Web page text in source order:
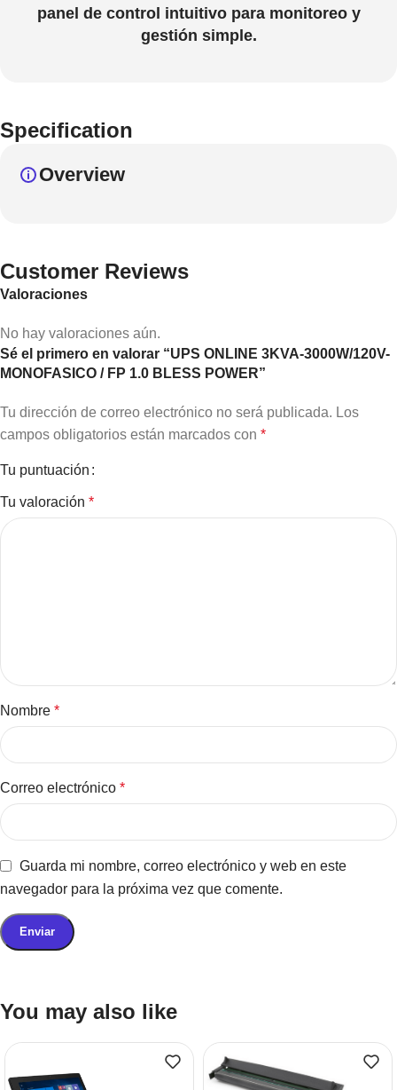
panel de control intuitivo para monitoreo y
gestión simple.
Specification
Overview
Customer Reviews
Valoraciones
No hay valoraciones aún.
Sé el primero en valorar “UPS ONLINE 3KVA-3000W/120V-
MONOFASICO / FP 1.0 BLESS POWER”
Tu dirección de correo electrónico no será publicada. Los
campos obligatorios están marcados con *
Tu puntuación
Tu valoración *
Nombre *
Correo electrónico *
Guarda mi nombre, correo electrónico y web en este
navegador para la próxima vez que comente.
You may also like